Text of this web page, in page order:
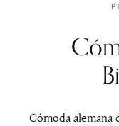
Cómoda